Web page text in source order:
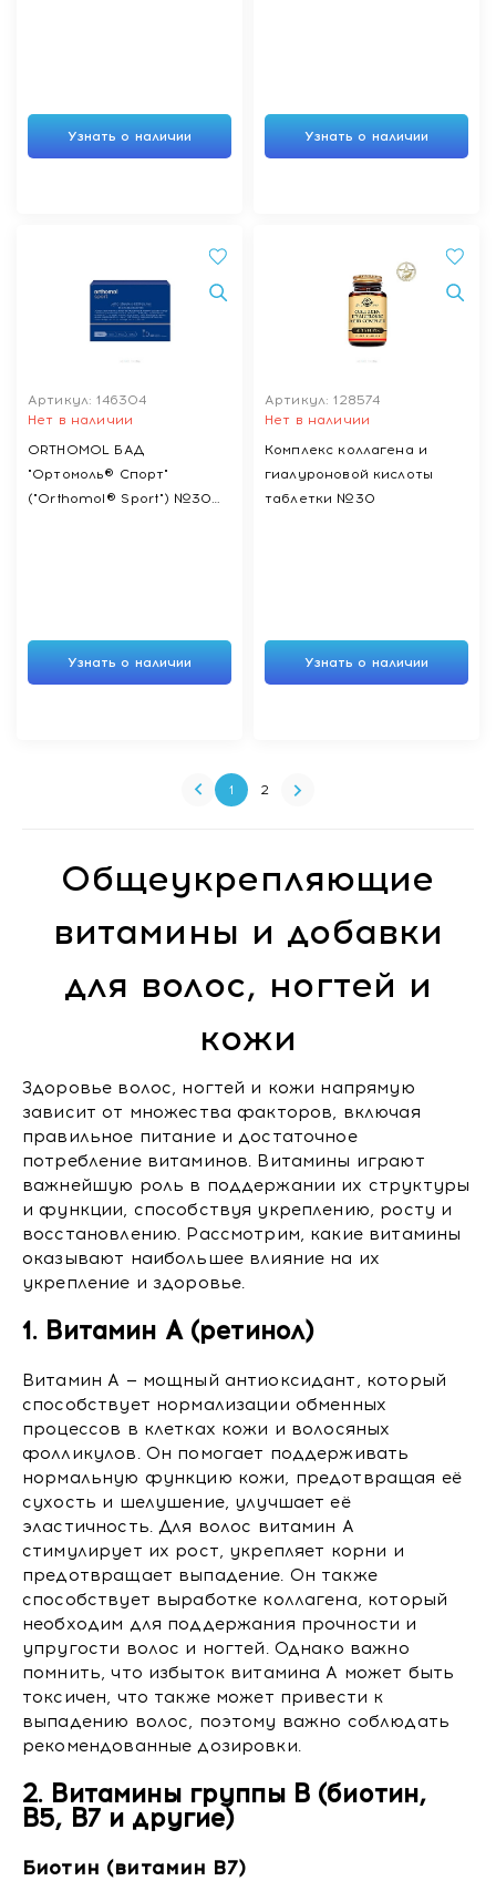
Узнать о наличии Узнать о наличии
Артикул: 146304
Нет в наличии
ORTHOMOL БАД
"Ортомоль® Спорт"
("Orthomol® Sport") №30
Узнать о наличии
Артикул: 128574
Нет в наличии
Комплекс коллагена и
гиалуроновой кислоты
таблетки №30
Узнать о наличии
1 2
Общеукрепляющие
витамины и добавки
для волос, ногтей и
кожи
Здоровье волос, ногтей и кожи напрямую
зависит от множества факторов, включая
правильное питание и достаточное
потребление витаминов. Витамины играют
важнейшую роль в поддержании их структуры
и функции, способствуя укреплению, росту и
восстановлению. Рассмотрим, какие витамины
оказывают наибольшее влияние на их
укрепление и здоровье.
1. Витамин A (ретинол)
Витамин A — мощный антиоксидант, который
способствует нормализации обменных
процессов в клетках кожи и волосяных
фолликулов. Он помогает поддерживать
нормальную функцию кожи, предотвращая её
сухость и шелушение, улучшает её
эластичность. Для волос витамин A
стимулирует их рост, укрепляет корни и
предотвращает выпадение. Он также
способствует выработке коллагена, который
необходим для поддержания прочности и
упругости волос и ногтей. Однако важно
помнить, что избыток витамина A может быть
токсичен, что также может привести к
выпадению волос, поэтому важно соблюдать
рекомендованные дозировки.
2. Витамины группы B (биотин,
B5, B7 и другие)
Биотин (витамин B7)